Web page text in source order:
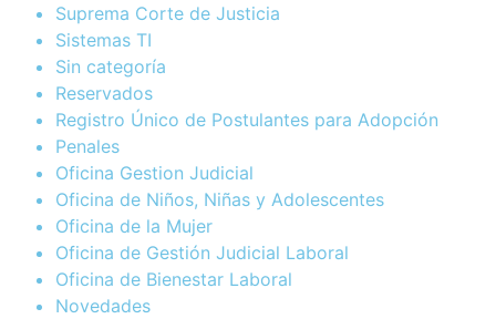
Suprema Corte de Justicia
Sistemas TI
Sin categoría
Reservados
Registro Único de Postulantes para Adopción
Penales
Oficina Gestion Judicial
Oficina de Niños, Niñas y Adolescentes
Oficina de la Mujer
Oficina de Gestión Judicial Laboral
Oficina de Bienestar Laboral
Novedades